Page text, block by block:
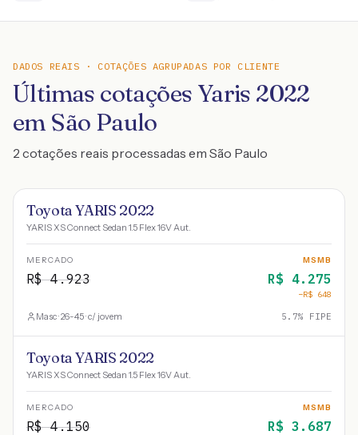
DADOS REAIS · COTAÇÕES AGRUPADAS POR CLIENTE
Últimas cotações Yaris 2022
em São Paulo
2 cotações reais processadas em São Paulo
Toyota YARIS 2022
YARIS XS Connect Sedan 1.5 Flex 16V Aut.
MERCADO
R$4.923
MSMB
R$ 4.275
−R$ 648
Masc · 26-45 · c/ jovem 5.7% FIPE
Toyota YARIS 2022
YARIS XS Connect Sedan 1.5 Flex 16V Aut.
MERCADO
R$4.150
MSMB
R$ 3.687